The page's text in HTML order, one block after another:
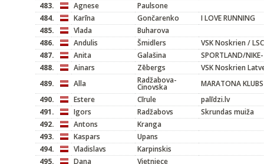
483.
Agnese
Paulsone
484.
Karīna Gončarenko
I LOVE RUNNING
485.
Vlada
Buharova
486.
Andulis Šmidlers
VSK Noskrien / LSC
487.
Anita Galašina
SPORTLAND/
488.
Ainars Zēbergs
VSK Noskrien
489.
Alla Radžabova-
Cinovska
MARATONA KLUBS
490.
Estere Cīrule
palīdzi.lv
491.
Igors Radžabovs
Skrundas muiža
492.
Antons
Kranga
493.
Kaspars
Upans
494.
Vladislavs
Karpinskis
495.
Dana Vietniece